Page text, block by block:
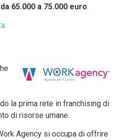
da 65.000 a 75.000 euro.
la prima rete in franchising di
di risorse umane.
Agency si occupa di offrire